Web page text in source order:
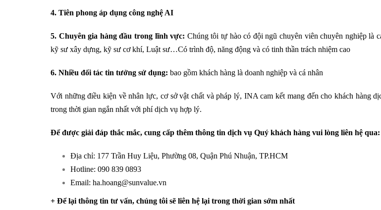
4. Tiên phong áp dụng công nghệ AI
5. Chuyên gia hàng đầu trong lĩnh vực: Chúng tôi tự hào có đội ngũ chuyên viên chuyên nghiệp là
kỹ sư xây dựng, kỹ sư cơ khí, Luật sư…Có trình độ, năng động và có tinh thần trách nhiệm cao
6. Nhiều đối tác tin tưởng sử dụng: bao gồm khách hàng là doanh nghiệp và cá nhân
Với những điều kiện về nhân lực, cơ sở vật chất và pháp lý, INA cam kết mang đến cho khách hàng
trong thời gian ngắn nhất với phí dịch vụ hợp lý.
Để được giải đáp thắc mắc, cung cấp thêm thông tin dịch vụ Quý khách hàng vui lòng liên hệ qua:
Địa chỉ: 177 Trần Huy Liệu, Phường 08, Quận Phú Nhuận, TP.HCM
Hotline: 090 839 0893
Email: ha.hoang@sunvalue.vn
+ Để lại thông tin tư vấn, chúng tôi sẽ liên hệ lại trong thời gian sớm nhất